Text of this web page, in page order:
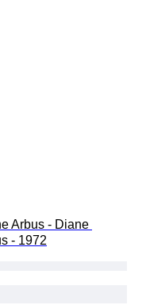
Arbus - Diane
- 1972